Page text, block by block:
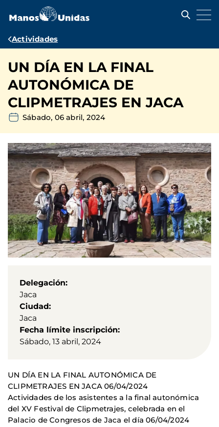
contenido
Ruta
navegación
Actividades
UN DÍA EN LA FINAL
AUTONÓMICA DE
CLIPMETRAJES EN JACA
Sábado, 06 abril, 2024
Delegación
Jaca
Ciudad
Jaca
Fecha límite inscripción
Sábado, 13 abril, 2024
UN DÍA EN LA FINAL AUTONÓMICA DE
CLIPMETRAJES EN JACA 06/04/2024
Actividades de los asistentes a la final autonómica
del XV Festival de Clipmetrajes, celebrada en el
Palacio de Congresos de Jaca el día 06/04/2024